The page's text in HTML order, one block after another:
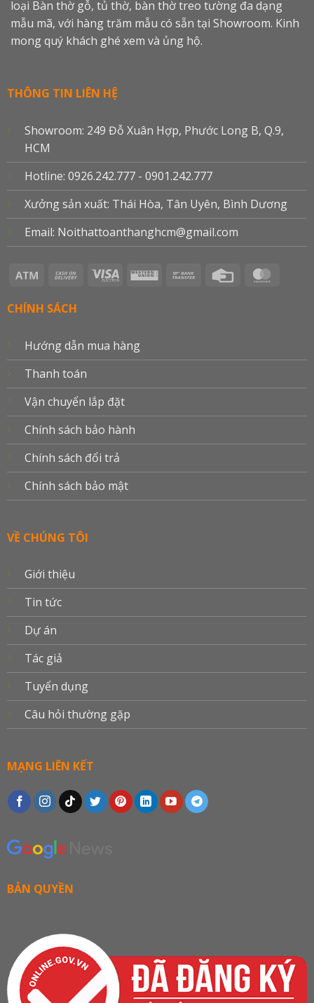
loại Bàn thờ gỗ, tủ thờ, bàn thờ treo tường đa dạng
mẫu mã, với hàng trăm mẫu có sẵn tại Showroom. Kinh
mong quý khách ghé xem và ủng hộ.
THÔNG TIN LIÊN HỆ
Showroom: 249 Đỗ Xuân Hợp, Phước Long B, Q.9,
HCM
Hotline: 0926.242.777 - 0901.242.777
Xưởng sản xuất: Thái Hòa, Tân Uyên, Bình Dương
Email: Noithattoanthanghcm@gmail.com
Atm
Cash
Visa
Western
Bank
Credit
CHÍNH SÁCH
Hướng dẫn mua hàng
Thanh toán
Vận chuyển lắp đặt
Chính sách bảo hành
Chính sách đổi trả
Chính sách bảo mật
VỀ CHÚNG TÔI
Giới thiệu
Tin tức
Dự án
Tác giả
Tuyển dụng
Câu hỏi thường gặp
MẠNG LIÊN KẾT
BẢN QUYỀN